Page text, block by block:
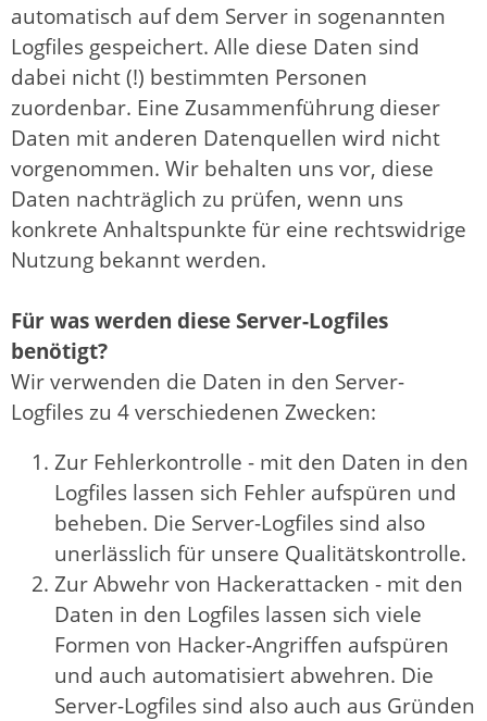
automatisch auf dem Server in sogenannten
Logfiles gespeichert. Alle diese Daten sind
dabei nicht (!) bestimmten Personen
zuordenbar. Eine Zusammenführung dieser
Daten mit anderen Datenquellen wird nicht
vorgenommen. Wir behalten uns vor, diese
Daten nachträglich zu prüfen, wenn uns
konkrete Anhaltspunkte für eine rechtswidrige
Nutzung bekannt werden.
Für was werden diese Server-Logfiles
benötigt?
Wir verwenden die Daten in den Server-
Logfiles zu 4 verschiedenen Zwecken:
Zur Fehlerkontrolle - mit den Daten in den
Logfiles lassen sich Fehler aufspüren und
beheben. Die Server-Logfiles sind also
unerlässlich für unsere Qualitätskontrolle.
Zur Abwehr von Hackerattacken - mit den
Daten in den Logfiles lassen sich viele
Formen von Hacker-Angriffen aufspüren
und auch automatisiert abwehren. Die
Server-Logfiles sind also auch aus Gründen